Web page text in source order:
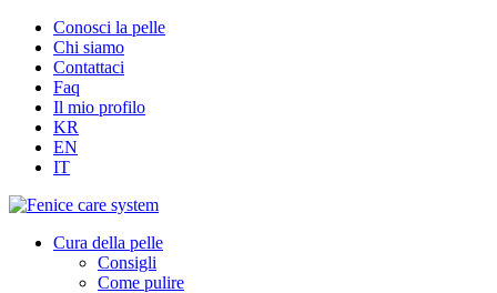
Conosci la pelle
Chi siamo
Contattaci
Faq
Il mio profilo
KR
EN
IT
Cura della pelle
Consigli
Come pulire